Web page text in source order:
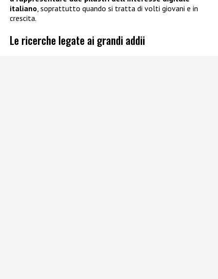
italiano , soprattutto quando si tratta di volti giovani e in
crescita.
Le ricerche legate ai grandi addii